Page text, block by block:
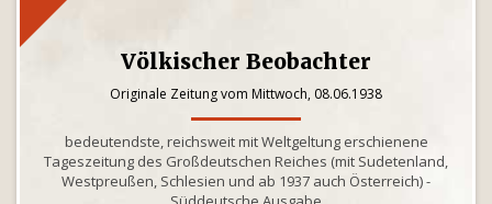
Völkischer Beobachter
Originale Zeitung vom Mittwoch, 08.06.1938
bedeutendste, reichsweit mit Weltgeltung erschienene
Tageszeitung des Großdeutschen Reiches (mit Sudetenland,
Westpreußen, Schlesien und ab 1937 auch Österreich) -